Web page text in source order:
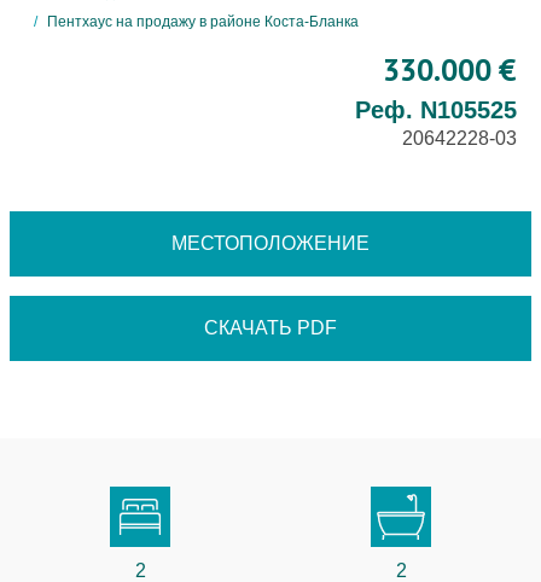
Пентхаус на продажу в районе Коста-Бланка
330.000 €
Реф. N105525
20642228-03
МЕСТОПОЛОЖЕНИЕ
СКАЧАТЬ PDF
2 2